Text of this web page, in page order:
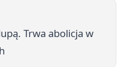
Trwa abolicja w